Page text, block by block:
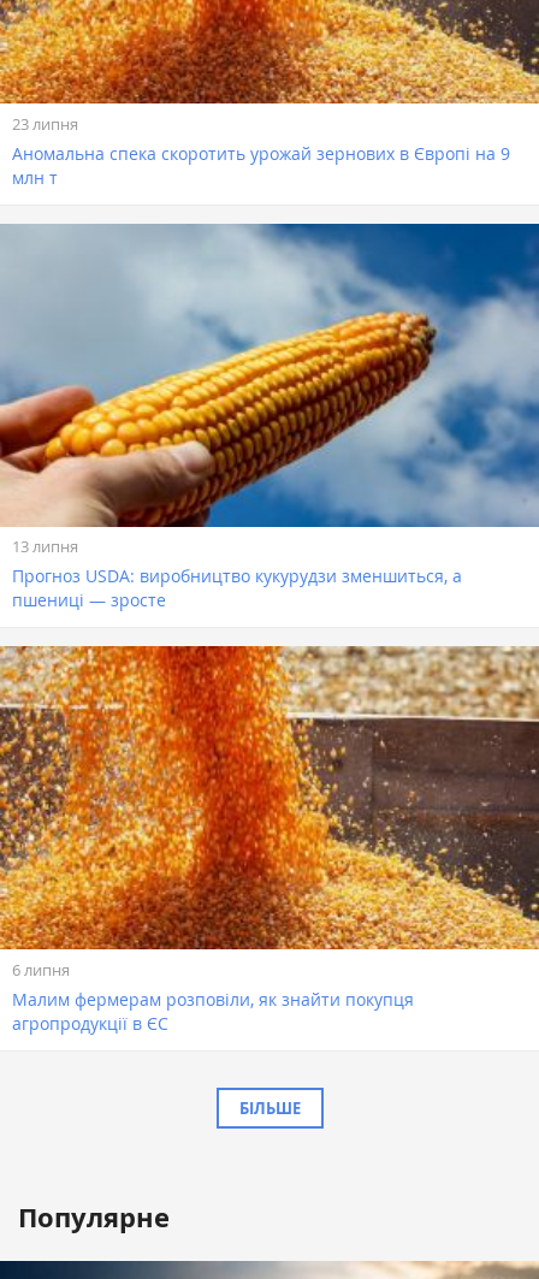
23 липня
Аномальна спека скоротить урожай зернових в Європі на 9
млн т
13 липня
Прогноз USDA: виробництво кукурудзи зменшиться, а
пшениці — зросте
6 липня
Малим фермерам розповіли, як знайти покупця
агропродукції в ЄС
БІЛЬШЕ
Популярне